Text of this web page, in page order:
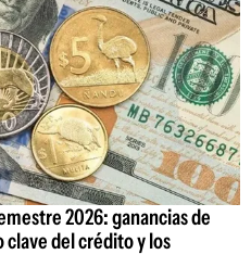
2026: ganancias de
clave del crédito y los